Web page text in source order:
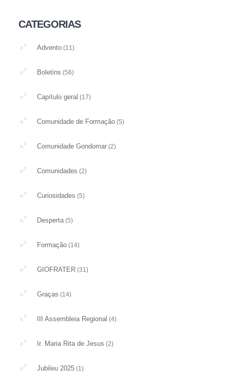
CATEGORIAS
Advento (11)
Boletins (56)
Capítulo geral (17)
Comunidade de Formação (5)
Comunidade Gondomar (2)
Comunidades (2)
Curiosidades (5)
Desperta(5)
Formação (14)
GIOFRATER (31)
Graças (14)
III Assembleia Regional (4)
Ir. Maria Rita de Jesus (2)
Jubileu 2025 (1)